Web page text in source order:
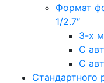
Формат
1/2.7″
3-х
С
С
Стандартного